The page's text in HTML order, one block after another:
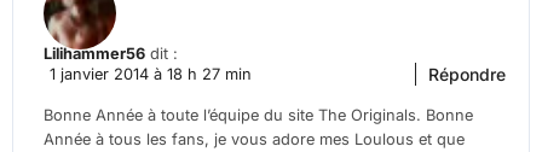
Lilihammer56 dit :
1 janvier 2014 à 18 h 27 min
Bonne Année à toute l’équipe du site The Originals. Bonne
Année à tous les fans, je vous adore mes Loulous et que
Répondre